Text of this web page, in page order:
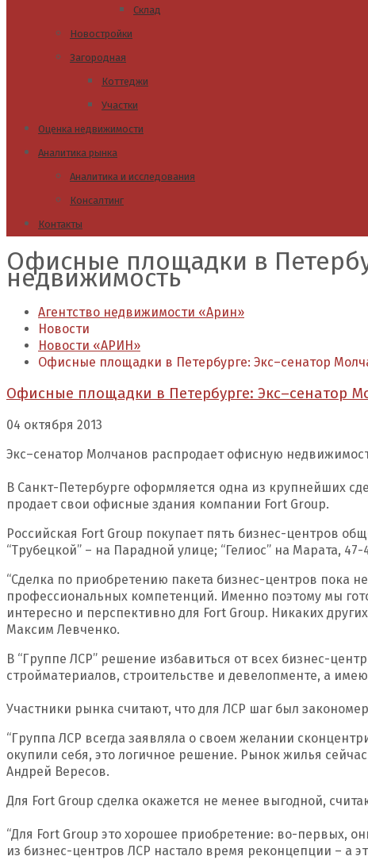
Склад
Новостройки
Загородная
Коттеджи
Участки
Оценка недвижимости
Аналитика рынка
Аналитика и исследования
Консалтинг
Контакты
Офисные площадки в
недвижимость
Агентство недвижимости «Арин»
Новости
Новости «АРИН»
Офисные площадки в Петербурге: Экс–сенатор
Офисные площадки в Петербурге: Экс–сенатор
04 октября 2013
Экс–сенатор Молчанов распродает офисную
В Санкт-Петербурге оформляется одна из крупнейших
продает свои офисные здания компании Fort Group.
Российская Fort Group покупает пять бизнес-центров
“Трубецкой” – на Парадной улице; “Гелиос” на Марата,
“Сделка по приобретению пакета бизнес-центров пока
профессиональных компетенций. Именно поэтому мы
интересно и перспективно для Fort Group. Никаких
Максим Левченко.
В “Группе ЛСР” решение избавиться от всех бизнес-
стройматериалов, строительстве и девелопменте, а
Участники рынка считают, что для ЛСР шаг был
“Группа ЛСР всегда заявляла о своем желании
окупили себя, это логичное решение. Рынок жилья
Андрей Вересов.
Для Fort Group сделка окажется не менее выгодной,
“Для Fort Group это хорошее приобретение: во-первых,
из бизнес-центров ЛСР настало время реконцепции – а